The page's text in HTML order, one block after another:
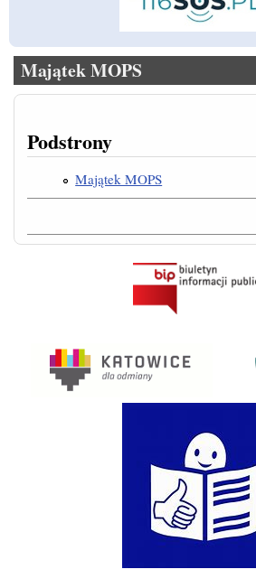
Majątek MOPS
Podstrony
Majątek MOPS